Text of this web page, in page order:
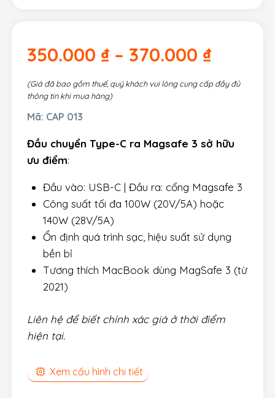
350.000 ₫ – 370.000 ₫
(Giá đã bao gồm thuế, quý khách vui lòng cung cấp đầy đủ
thông tin khi mua hàng)
Mã: CAP 013
Đầu chuyển Type-C ra Magsafe 3 sở hữu
ưu điểm:
Đầu vào: USB-C | Đầu ra: cổng Magsafe 3
Công suất tối đa 100W (20V/5A) hoặc
140W (28V/5A)
Ổn định quá trình sạc, hiệu suất sử dụng
bền bỉ
Tương thích MacBook dùng MagSafe 3 (từ
2021)
Liên hệ để biết chính xác giá ở thời điểm
hiện tại.
Xem cấu hình chi tiết